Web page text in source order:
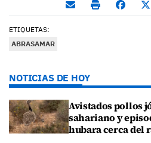
ETIQUETAS:
ABRASAMAR
NOTICIAS DE HOY
Avistados pollos
sahariano y
hubara cerca del